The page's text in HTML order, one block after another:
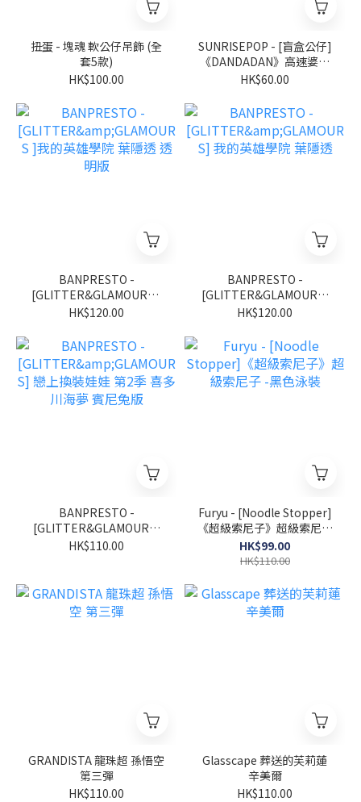
扭蛋 - 塊魂 軟公仔吊飾 (全
套5款)
HK$100.00
SUNRISEPOP - [盲盒公仔]
《DANDADAN》高速婆婆
達摩盲盒擺設 第二彈 金屬
4)
HK$60.00
BANPRESTO -
[GLITTER&GLAMOURS ]
我的英雄學院 葉隱透 透明
HK$120.00
BANPRESTO -
[GLITTER&GLAMOURS]
我的英雄學院 葉隱透
HK$120.00
BANPRESTO -
[GLITTER&GLAMOURS]
戀上換裝娃娃 第2季 喜多川
HK$110.00
Furyu - [Noodle Stopper]
《超級索尼子》超級索尼子
-黑色泳裝
HK$99.00
HK$110.00
GRANDISTA 龍珠超 孫悟空
第三彈
HK$110.00
Glasscape 葬送的芙莉蓮
辛美爾
HK$110.00